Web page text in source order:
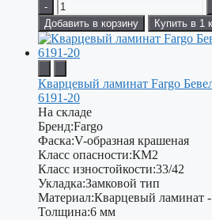
-
Добавить в корзину
Купить в 1
Кварцевый ламинат Fargo
6191-20
На складе
Бренд:Fargo
Фаска:V-образная крашеная
Класс опасности:КМ2
Класс изностойкости:33/42
Укладка:Замковой тип
Материал:Кварцевый ламинат -
Толщина:6 мм